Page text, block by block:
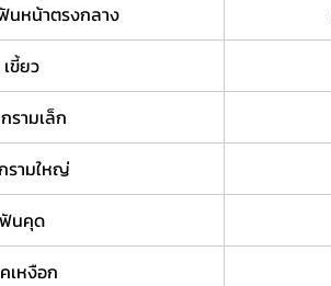
หน้าตรงกลาง
เขี้ยว
รามเล็ก
รามใหญ่
ฟันคุด
เหงือก